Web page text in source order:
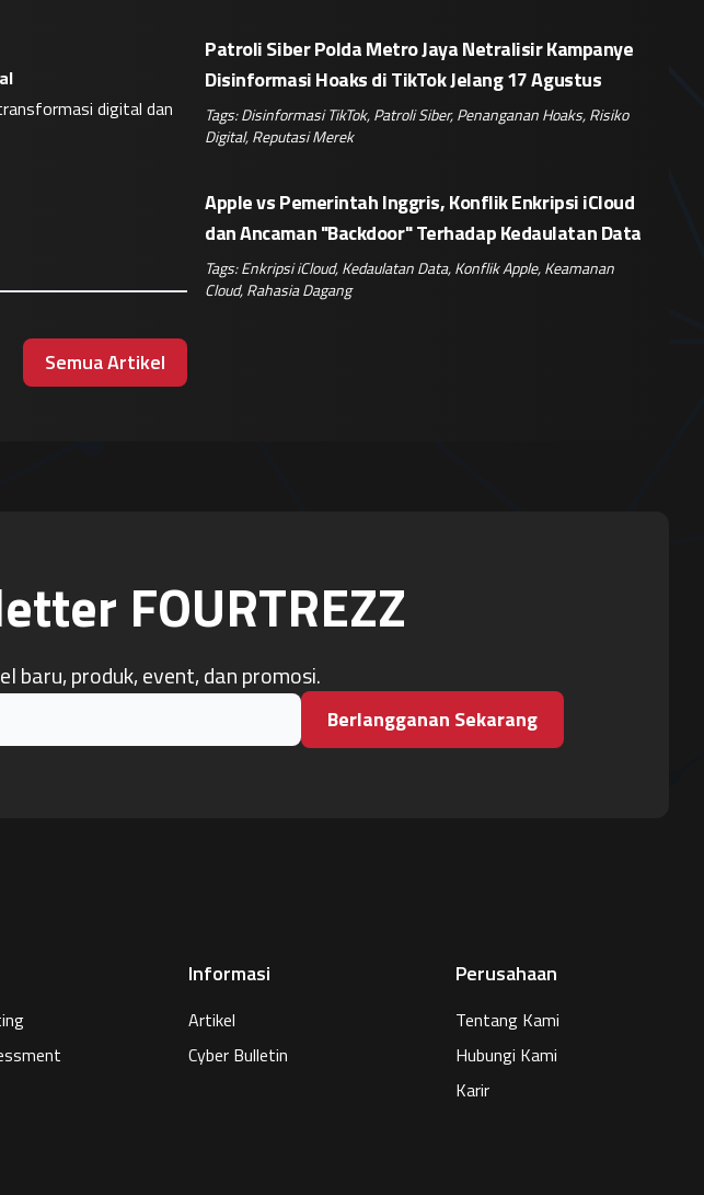
digital dan
Semua Artikel
Patroli Siber Polda Metro Jaya Netralisir Kampanye
Disinformasi Hoaks di TikTok Jelang 17 Agustus
Tags:Disinformasi TikTok,Patroli Siber,Penanganan Hoaks,Risiko
Digital,Reputasi Merek
Apple vs Pemerintah Inggris, Konflik Enkripsi iCloud
dan Ancaman "Backdoor" Terhadap Kedaulatan Data
Tags:Enkripsi iCloud,Kedaulatan Data,Konflik Apple,Keamanan
Cloud,Rahasia Dagang
FOURTREZZ
baru, produk, event, dan promosi.
Berlangganan Sekarang
Informasi
Artikel
Cyber Bulletin
Perusahaan
Tentang Kami
Hubungi Kami
Karir